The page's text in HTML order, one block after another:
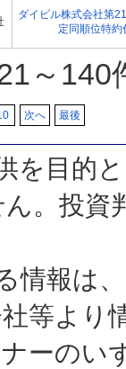
ダイビル株式会社第
定同順位特約
～140
次へ 最後
を目的
。投資
情報は
等よ
ーのい